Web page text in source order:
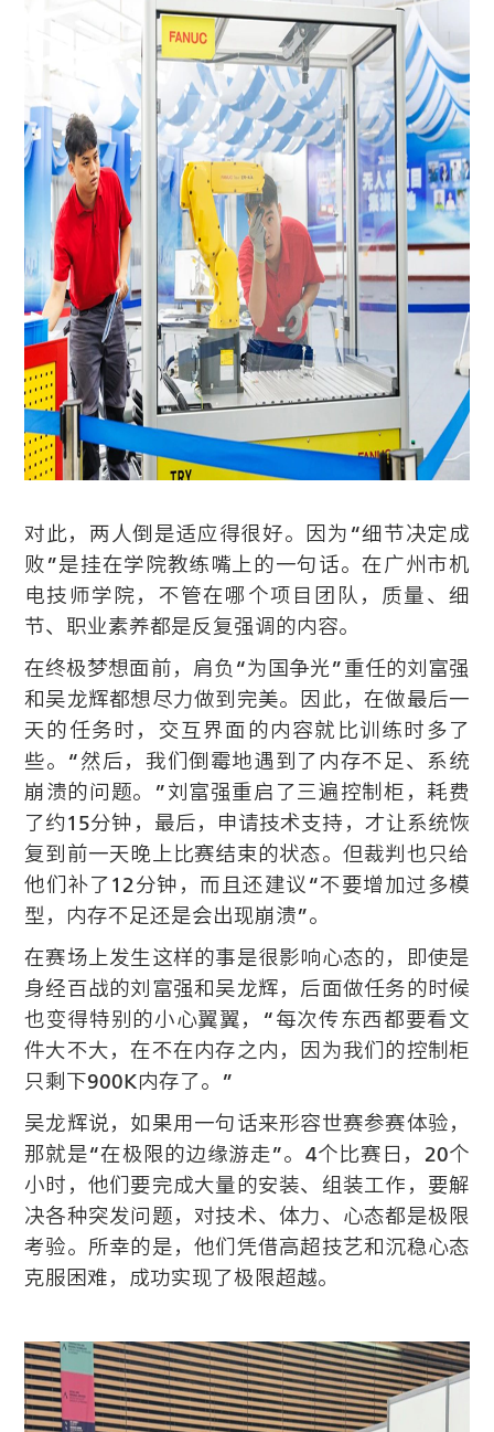
对此，两人倒是适应得很好。因为“细节决定成
败”是挂在学院教练嘴上的一句话。在广州市机
电技师学院，不管在哪个项目团队，质量、细
节、职业素养都是反复强调的内容。
在终极梦想面前，肩负“为国争光”重任的刘富强
和吴龙辉都想尽力做到完美。因此，在做最后一
天的任务时，交互界面的内容就比训练时多了
些。“然后，我们倒霉地遇到了内存不足、系统
崩溃的问题。”刘富强重启了三遍控制柜，耗费
了约15分钟，最后，申请技术支持，才让系统恢
复到前一天晚上比赛结束的状态。但裁判也只给
他们补了12分钟，而且还建议“不要增加过多模
型，内存不足还是会出现崩溃”。
在赛场上发生这样的事是很影响心态的，即使是
身经百战的刘富强和吴龙辉，后面做任务的时候
也变得特别的小心翼翼，“每次传东西都要看文
件大不大，在不在内存之内，因为我们的控制柜
只剩下900K内存了。”
吴龙辉说，如果用一句话来形容世赛参赛体验，
那就是“在极限的边缘游走”。4个比赛日，20个
小时，他们要完成大量的安装、组装工作，要解
决各种突发问题，对技术、体力、心态都是极限
考验。所幸的是，他们凭借高超技艺和沉稳心态
克服困难，成功实现了极限超越。